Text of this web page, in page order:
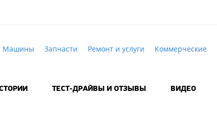
Машины Запчасти Ремонт и услуги Коммерческие
ТЕСТ-ДРАЙВЫ И ОТЗЫВЫ ВИДЕО